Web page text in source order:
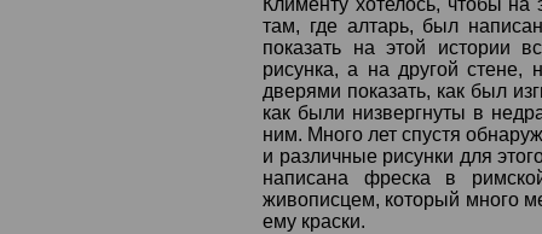
Клименту хотелось, чтобы
там, где алтарь, был
показать на этой истории
рисунка, а на другой стене,
дверями показать, как был
как были низвергнуты в
ним. Много лет спустя
и различные рисунки для
написана фреска в
живописцем, который много
ему краски.